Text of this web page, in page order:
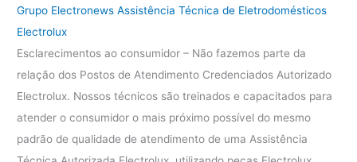
Grupo Electronews Assistência Técnica de Eletrodomésticos
Electrolux
Esclarecimentos ao consumidor – Não fazemos parte da
relação dos Postos de Atendimento Credenciados Autorizado
Electrolux. Nossos técnicos são treinados e capacitados para
atender o consumidor o mais próximo possível do mesmo
padrão de qualidade de atendimento de uma Assistência